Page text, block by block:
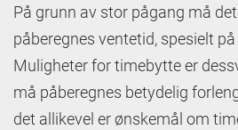
På grunn av stor pågang må
påberegnes ventetid, spesielt
Muligheter for timebytte er
må påberegnes betydelig
det allikevel er ønskemål om